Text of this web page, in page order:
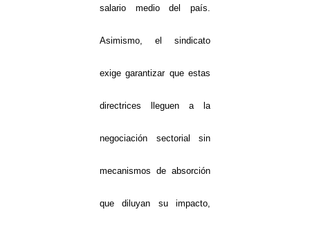
salario medio del país.
Asimismo, el sindicato
exige garantizar que estas
directrices lleguen a la
negociación sectorial sin
mecanismos de absorción
que diluyan su impacto,